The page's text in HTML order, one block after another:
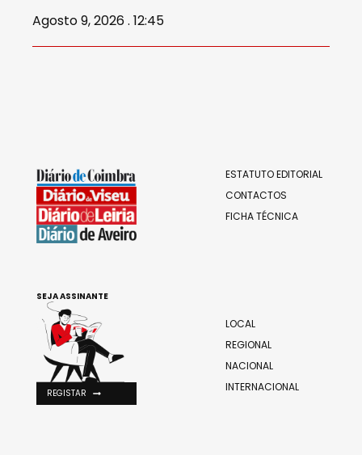
Agosto 9, 2026 . 12:45
ESTATUTO EDITORIAL
CONTACTOS
FICHA TÉCNICA
LOCAL
REGIONAL
NACIONAL
INTERNACIONAL
SEJA ASSINANTE
REGISTAR